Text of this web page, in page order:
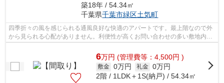
築18年 / 54.34㎡
千葉県千葉市緑区土気町
四季折々の風を感じられる通風良好な快適のアパートです。最上階なので外
から見られる心配がありません。利便性が高くお問い合わせの多い敷地内ゴ
ミ置き場です。レイアウトも変えやす...
6万円 (管理費等：4,500円 )
敷金 0万円 礼金 0万円
2階 / 1LDK＋1S(納戸) / 54.34㎡